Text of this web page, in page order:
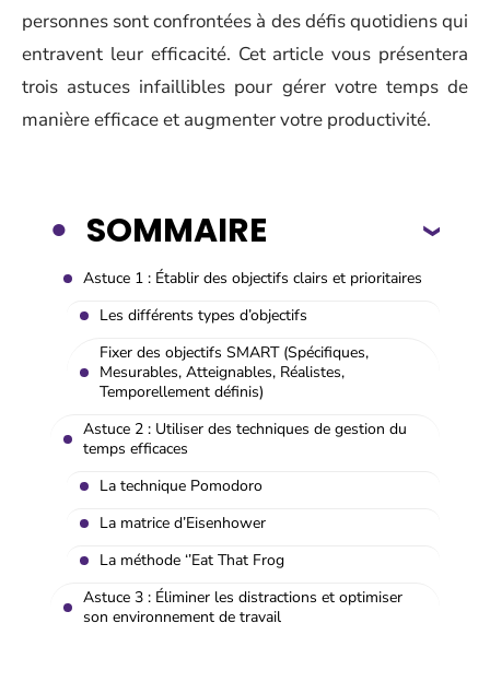
personnes sont confrontées à des défis quotidiens qui
entravent leur efficacité. Cet article vous présentera
trois astuces infaillibles pour gérer votre temps de
manière efficace et augmenter votre productivité.
SOMMAIRE
Astuce 1 : Établir des objectifs clairs et prioritaires
Les différents types d’objectifs
Fixer des objectifs SMART (Spécifiques,
Mesurables, Atteignables, Réalistes,
Temporellement définis)
Astuce 2 : Utiliser des techniques de gestion du
temps efficaces
La technique Pomodoro
La matrice d’Eisenhower
La méthode ‘’Eat That Frog
Astuce 3 : Éliminer les distractions et optimiser
son environnement de travail